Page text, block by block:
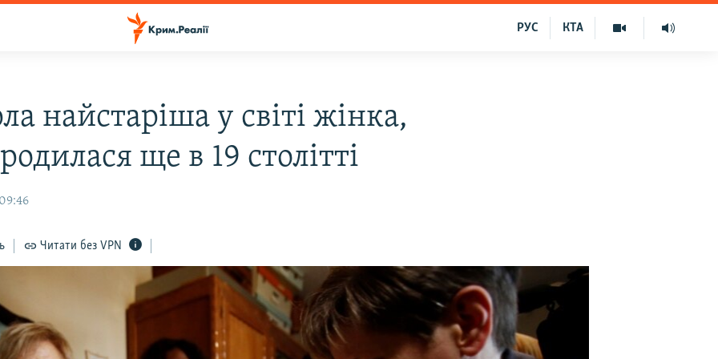
КТА
РУС
найстаріша у світі жінка,
ще в 19 столітті
Читати без VPN